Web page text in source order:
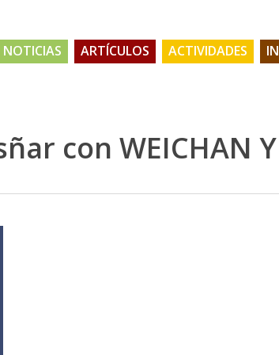
NOTICIAS ARTÍCULOS ACTIVIDADES
con WEICHAN Y